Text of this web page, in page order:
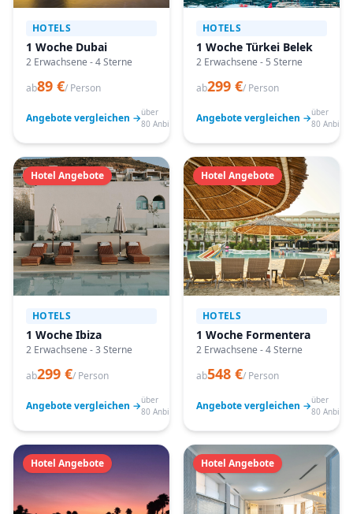
HOTELS
1 Woche Dubai
2 Erwachsene - 4 Sterne
ab89 €/ Person
Angebote vergleichen →über
80 Anbieter
HOTELS
1 Woche Türkei Belek
2 Erwachsene - 5 Sterne
ab299 €/ Person
Angebote vergleichen →über
80
Hotel Angebote
HOTELS
1 Woche Ibiza
2 Erwachsene - 3 Sterne
ab299 €/ Person
Angebote vergleichen →über
80 Anbieter
Hotel Angebote
HOTELS
1 Woche Formentera
2 Erwachsene - 4 Sterne
ab548 €/ Person
Angebote vergleichen →über
80
Hotel Angebote Hotel Angebote